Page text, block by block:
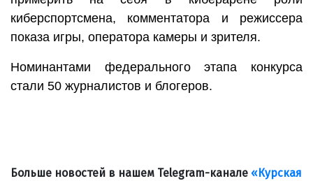
киберспортсмена, комментатора и режиссера
показа игры, оператора камеры и зрителя.
Номинантами федерального этапа конкурса
стали 50 журналистов и блогеров.
Больше новостей в нашем Telegram-канале «Курская